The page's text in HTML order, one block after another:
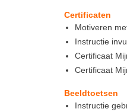
Certificaten
Motiveren
Instructie
Certificaat
Certificaat
Beeldtoetsen
Instructie